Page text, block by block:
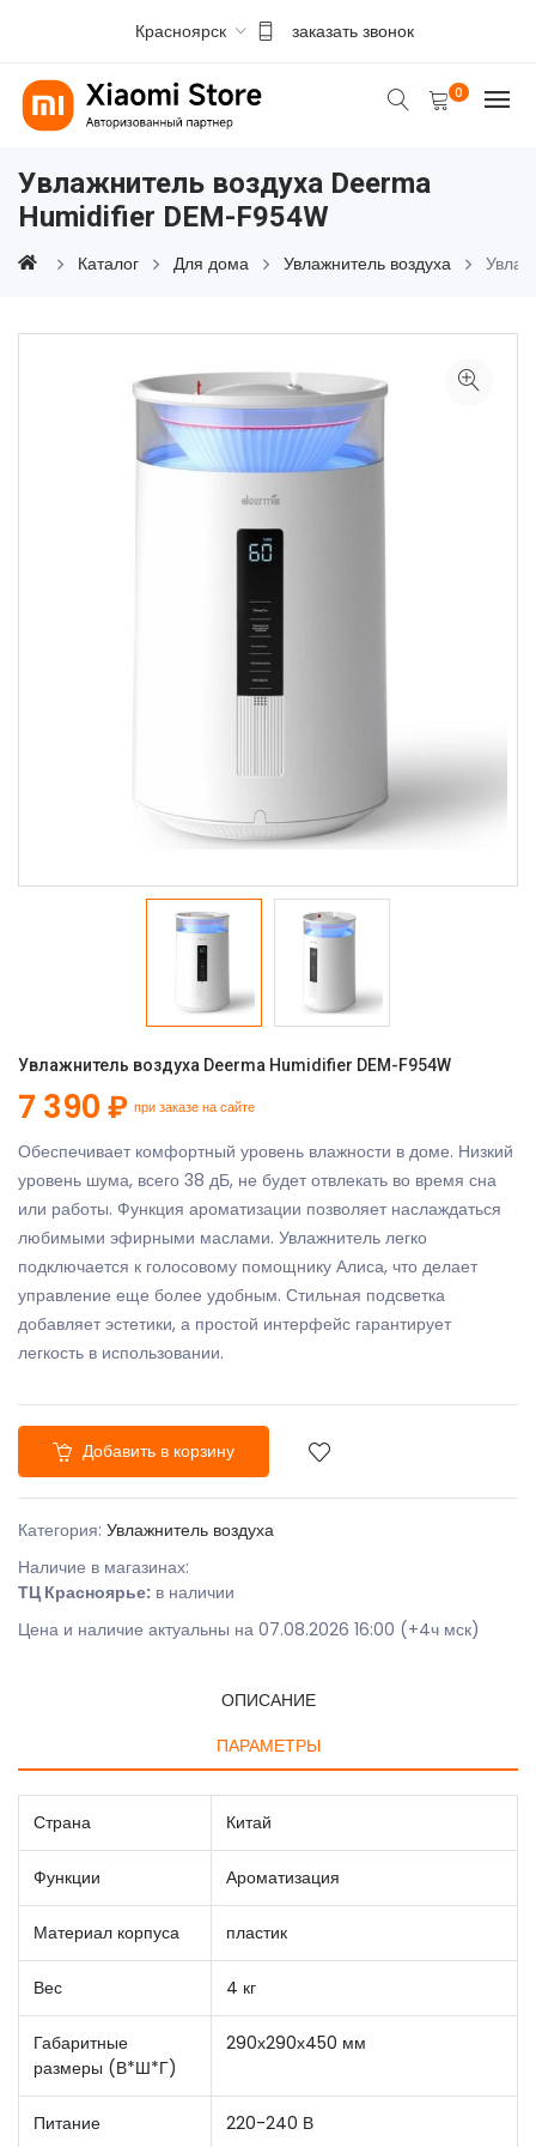
Красноярск заказать звонок
0
Увлажнитель воздуха Deerma
Humidifier DEM-F954W
Каталог Для дома Увлажнитель воздуха
Увлажнитель воздуха Deerma Humidifier DEM-F954W
7 390 ₽ при заказе на сайте
Обеспечивает комфортный уровень влажности в доме. Низкий
уровень шума, всего 38 дБ, не будет отвлекать во время сна
или работы. Функция ароматизации позволяет наслаждаться
любимыми эфирными маслами. Увлажнитель легко
подключается к голосовому помощнику Алиса, что делает
управление еще более удобным. Стильная подсветка
добавляет эстетики, а простой интерфейс гарантирует
легкость в использовании.
Добавить в корзину
Категория: Увлажнитель воздуха
Наличие в магазинах:
ТЦ Красноярье: в наличии
Цена и наличие актуальны на 07.08.2026 16:00 (+4ч мск)
ОПИСАНИЕ
ПАРАМЕТРЫ
Страна Китай
Функции Ароматизация
Материал корпуса пластик
Вес 4 кг
Габаритные
размеры (В*Ш*Г)
290х290х450 мм
Питание 220-240 В